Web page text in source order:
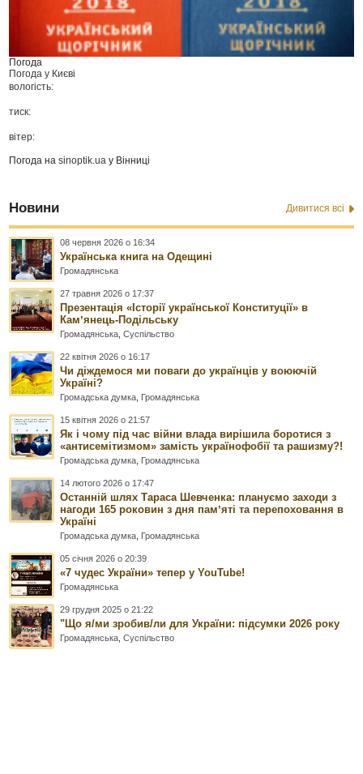
Погода
Погода у Києві
вологість:
тиск:
вітер:
Погода наsinoptik.ua у Вінниці
Новини Дивитися всі
08 червня 2026 о 16:34
Українська книга на Одещині
Громадянська
27 травня 2026 о 17:37
Презентація «Історії української Конституції» в
Камʼянець-Подільську
Громадянська ,Суспільство
22 квітня 2026 о 16:17
Чи діждемося ми поваги до українців у воюючій
Україні?
Громадська думка Громадянська
15 квітня 2026 о 21:57
Як і чому під час війни влада вирішила боротися з
«антисемітизмом» замість українофобії та рашизму?!
Громадська думка Громадянська
14 лютого 2026 о 17:47
Останній шлях Тараса Шевченка: плануємо заходи з
нагоди 165 роковин з дня памʼяті та перепоховання в
Україні
Громадська думка Громадянська
05 січня 2026 о 20:39
«7 чудес України» тепер у YouTube!
Громадянська
29 грудня 2025 о 21:22
"Що я/ми зробив/ли для України: підсумки 2026 року
Громадянська ,Суспільство